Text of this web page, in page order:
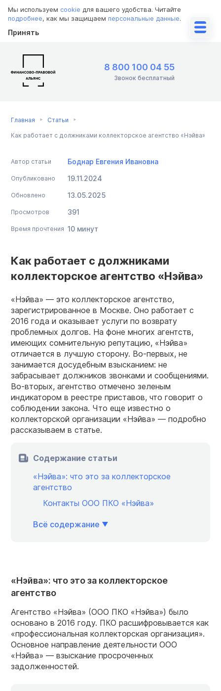
Мы используем cookie для вашего удобства. Читайте
подробнее, как мы защищаем персональные данные.
Принять
8 800 100 04 55
Звонок бесплатный
Главная Статьи
Как работает с должниками коллекторское агентство «Нэйва»
Автор статьи Боднар Евгения Ивановна
Опубликовано 19.11.2024
Обновлено 13.05.2025
Просмотров 391
Время прочтения 10 минут
Как работает с должниками
коллекторское агентство «Нэйва»
«Нэйва» — это коллекторское агентство,
зарегистрированное в Москве. Оно работает с
2016 года и оказывает услуги по возврату
проблемных долгов. На фоне многих агентств,
имеющих сомнительную репутацию, «Нэйва»
отличается в лучшую сторону. Во-первых, не
занимается досудебным взысканием: не
забрасывает должников звонками и сообщениями.
Во-вторых, агентство отмечено зеленым
индикатором в реестре приставов, что говорит о
соблюдении закона. Что еще известно о
коллекторской организации «Нэйва» — подробно
рассказываем в статье.
Содержание статьи
«Нэйва»: что это за коллекторское
агентство
Контакты ООО ПКО «Нэйва»
Всё содержание
«Нэйва»: что это за коллекторское
агентство
Агентство «Нэйва» (ООО ПКО «Нэйва») было
основано в 2016 году. ПКО расшифровывается как
«профессиональная коллекторская организация».
Основное направление деятельности ООО
«Нэйва» — взыскание просроченных
задолженностей.